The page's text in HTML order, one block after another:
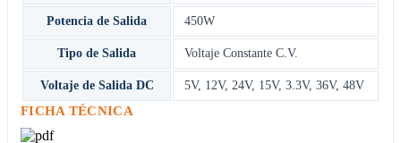
Potencia de Salida 450W
Tipo de Salida Voltaje Constante C.V.
Voltaje de Salida DC 5V, 12V, 24V, 15V, 3.3V, 36V, 48V
FICHA TÉCNICA